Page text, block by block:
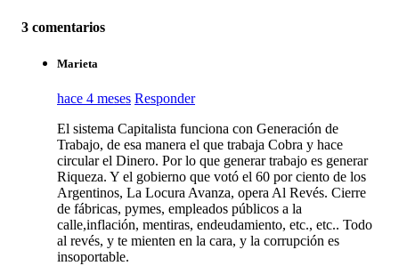
3 comentarios
Marieta
hace 4 meses Responder
El sistema Capitalista funciona con Generación de
Trabajo, de esa manera el que trabaja Cobra y hace
circular el Dinero. Por lo que generar trabajo es generar
Riqueza. Y el gobierno que votó el 60 por ciento de los
Argentinos, La Locura Avanza, opera Al Revés. Cierre
de fábricas, pymes, empleados públicos a la
calle,inflación, mentiras, endeudamiento, etc., etc.. Todo
al revés, y te mienten en la cara, y la corrupción es
insoportable.